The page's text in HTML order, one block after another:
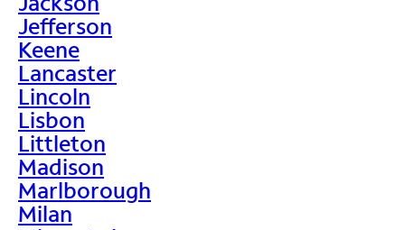
Jefferson
Keene
Lancaster
Lincoln
Lisbon
Littleton
Madison
Marlborough
Milan